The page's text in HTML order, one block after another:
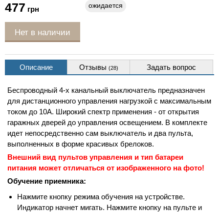
477 грн ожидается
Нет в наличии
Описание Отзывы (28) Задать вопрос
Беспроводный 4-х канальный выключатель предназначен
для дистанционного управления нагрузкой с максимальным
током до 10А. Широкий спектр применения - от открытия
гаражных дверей до управления освещением. В комплекте
идет непосредственно сам выключатель и два пульта,
выполненных в форме красивых брелоков.
Внешний вид пультов управления и тип батареи
питания может отличаться от изображенного на фото!
Обучение приемника:
Нажмите кнопку режима обучения на устройстве.
Индикатор начнет мигать. Нажмите кнопку на пульте и